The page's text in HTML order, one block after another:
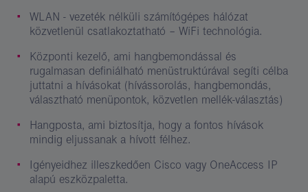
WLAN - vezeték nélküli számítógépes hálózat
közvetlenül csatlakoztatható – WiFi technológia.
Központi kezelő, ami hangbemondással és
rugalmasan definiálható menüstruktúrával segíti célba
juttatni a hívásokat (hívássorolás, hangbemondás,
választható menüpontok, közvetlen mellék-választás)
Hangposta, ami biztosítja, hogy a fontos hívások
mindig eljussanak a hívott félhez.
Igényeidhez illeszkedően Cisco vagy OneAccess IP
alapú eszközpaletta.